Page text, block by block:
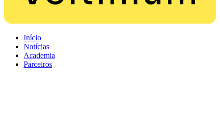
Início
Notícias
Academia
Parceiros